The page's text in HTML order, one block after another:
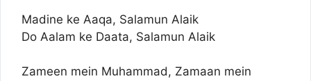
Madine ke Aaqa, Salamun Alaik
Do Aalam ke Daata, Salamun Alaik
Zameen mein Muhammad, Zamaan mein